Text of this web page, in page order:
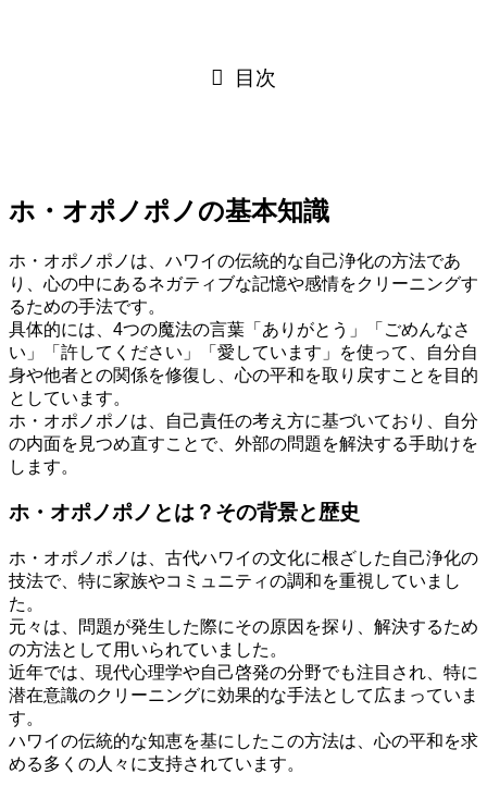
目次
ホ・オポノポノの基本知識
ホ・オポノポノは、ハワイの伝統的な自己浄化の方法であ
り、心の中にあるネガティブな記憶や感情をクリーニングす
るための手法です。
具体的には、4つの魔法の言葉「ありがとう」「ごめんなさ
い」「許してください」「愛しています」を使って、自分自
身や他者との関係を修復し、心の平和を取り戻すことを目的
としています。
ホ・オポノポノは、自己責任の考え方に基づいており、自分
の内面を見つめ直すことで、外部の問題を解決する手助けを
します。
ホ・オポノポノとは？その背景と歴史
ホ・オポノポノは、古代ハワイの文化に根ざした自己浄化の
技法で、特に家族やコミュニティの調和を重視していまし
た。
元々は、問題が発生した際にその原因を探り、解決するため
の方法として用いられていました。
近年では、現代心理学や自己啓発の分野でも注目され、特に
潜在意識のクリーニングに効果的な手法として広まっていま
す。
ハワイの伝統的な知恵を基にしたこの方法は、心の平和を求
める多くの人々に支持されています。